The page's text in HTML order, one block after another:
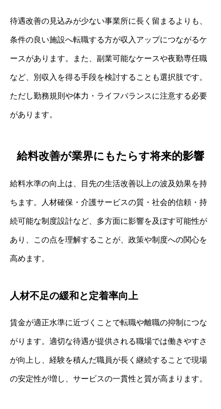
待遇改善の見込みが少ない事業所に長く留まるよりも、
条件の良い施設へ転職する方が収入アップにつながるケ
ースがあります。また、副業可能なケースや夜勤専任職
など、別収入を得る手段を検討することも選択肢です。
ただし勤務規則や体力・ライフバランスに注意する必要
があります。
給料改善が業界にもたらす将来的影響
給料水準の向上は、目先の生活改善以上の波及効果を持
ちます。人材確保・介護サービスの質・社会的信頼・持
続可能な制度設計など、多方面に影響を及ぼす可能性が
あり、この点を理解することが、政策や制度への関心を
高めます。
人材不足の緩和と定着率向上
賃金が適正水準に近づくことで転職や離職の抑制につな
がります。適切な待遇が提供される職場では働きやすさ
が向上し、経験を積んだ職員が長く継続することで現場
の安定性が増し、サービスの一貫性と質が高まります。